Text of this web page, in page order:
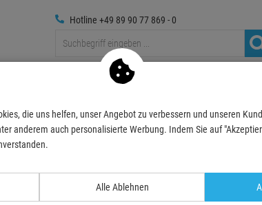
Hotline +49 89 90 77 869 - 0
Medientechnik
Bewertungen
die uns helfen, unser Angebot zu verbessern und unseren
anderem auch personalisierte Werbung. Indem Sie auf
Alle Ablehnen